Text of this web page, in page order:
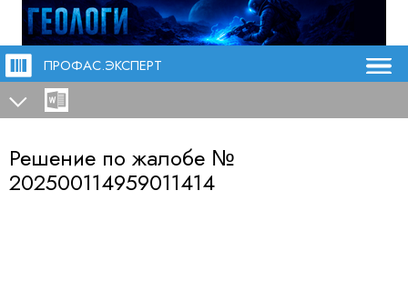
ПРОФАС.ЭКСПЕРТ
Решение по жалобе №
202500114959011414